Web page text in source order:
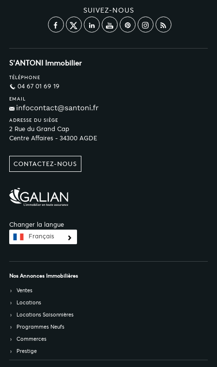
SUIVEZ-NOUS
S'ANTONI Immobilier
TÉLÉPHONE
04 67 01 69 19
EMAIL
ADRESSE DU SIÈGE
2 Rue du Grand Cap
Centre Affaires - 34300 AGDE
CONTACTEZ-NOUS
Changer la langue
Français
Nos Annonces Immobilières
Ventes
Locations
Locations Saisonnières
Programmes Neufs
Commerces
Prestige